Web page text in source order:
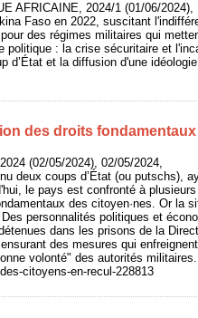
AFRICAINE, 2024/1 (01/06/2024),
Faso en 2022, suscitant
des régimes militaires qui
: la crise sécuritaire et
d’État et la diffusion d'une
des droits
(02/05/2024), 02/05/2024,
deux coups d’État (ou putschs),
le pays est confronté à
des citoyen·nes. Or la
personnalités politiques et
dans les prisons de la
des mesures qui
volonté" des autorités
citoyens-en-recul-228813